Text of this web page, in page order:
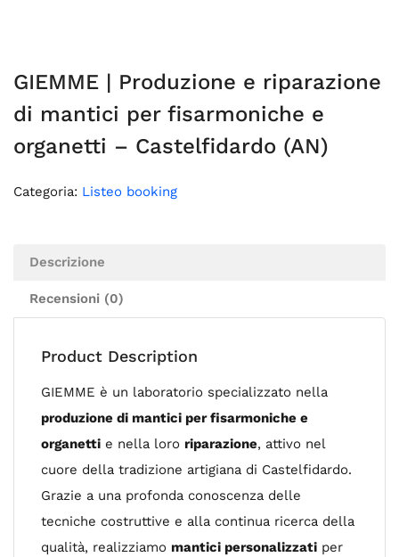
GIEMME | Produzione e riparazione
di mantici per fisarmoniche e
organetti – Castelfidardo (AN)
Categoria: Listeo booking
Descrizione
Recensioni (0)
Product Description
GIEMME è un laboratorio specializzato nella
produzione di mantici per fisarmoniche e
organetti e nella loro riparazione, attivo nel
cuore della tradizione artigiana di Castelfidardo.
Grazie a una profonda conoscenza delle
tecniche costruttive e alla continua ricerca della
qualità, realizziamo mantici personalizzati per